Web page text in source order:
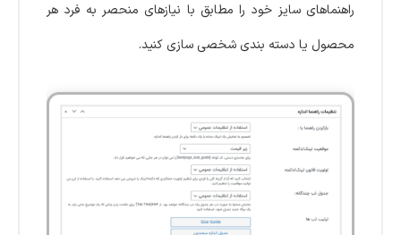
راهنماهای سایز خود را مطابق با نیازهای منحصر به فرد هر
محصول یا دسته بندی شخصی سازی کنید.